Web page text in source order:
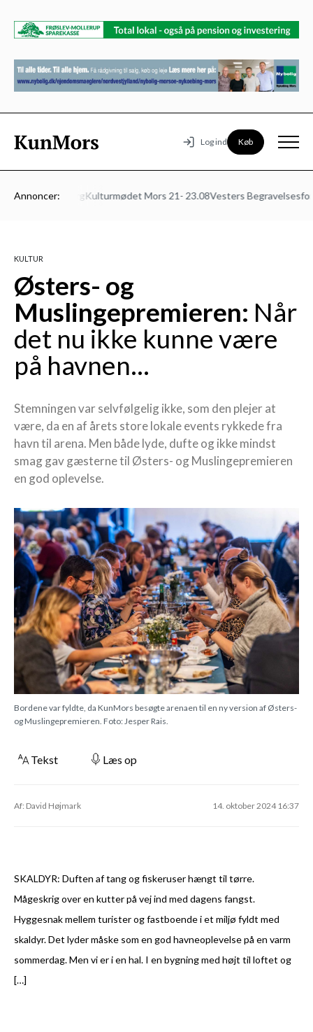
Log ind Køb
Annoncer:
Klinik Foldberg Kulturmødet Mors 21- 23.08Vesters
KULTUR
Østers- og
Muslingepremieren: Når
det nu ikke kunne være
på havnen…
Stemningen var selvfølgelig ikke, som den plejer at
være, da en af årets store lokale events rykkede fra
havn til arena. Men både lyde, dufte og ikke mindst
smag gav gæsterne til Østers- og Muslingepremieren
en god oplevelse.
Bordene var fyldte, da KunMors besøgte arenaen til en ny version af Østers-
og Muslingepremieren. Foto: Jesper Rais.
Tekst Læs op
Af: David Højmark 14. oktober 2024 16:37
SKALDYR: Duften af tang og fiskeruser hængt til tørre.
Mågeskrig over en kutter på vej ind med dagens fangst.
Hyggesnak mellem turister og fastboende i et miljø fyldt med
skaldyr. Det lyder måske som en god havneoplevelse på en varm
sommerdag. Men vi er i en hal. I en bygning med højt til loftet og
[…]